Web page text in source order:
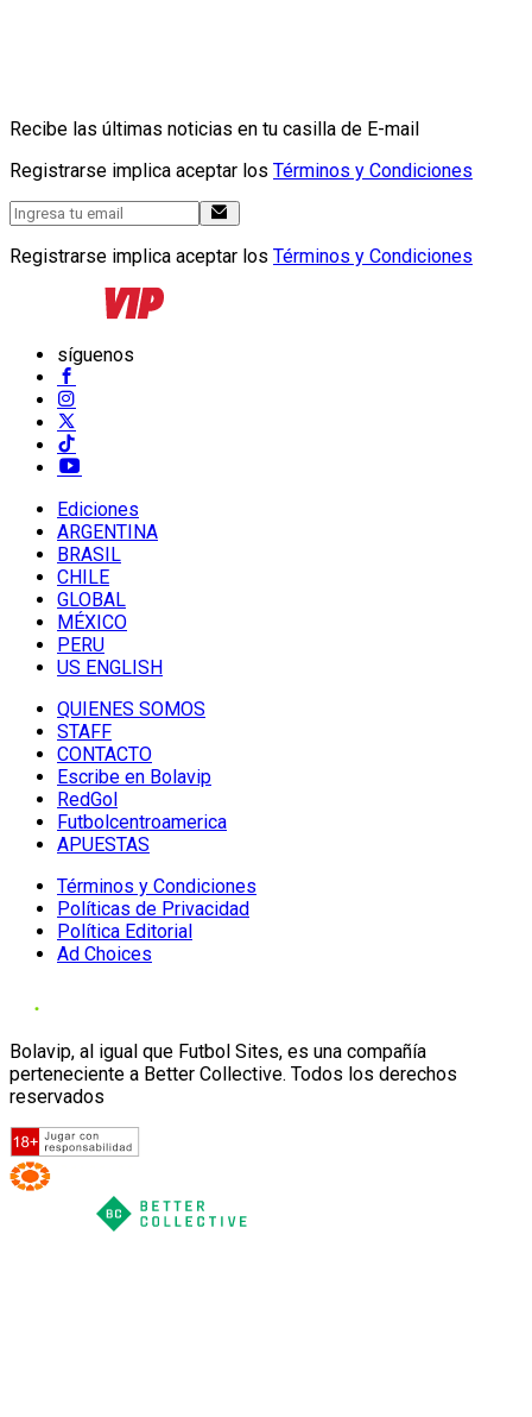
Recibe las últimas noticias en tu casilla de E-mail
Registrarse implica aceptar los Términos y Condiciones
Registrarse implica aceptar los Términos y Condiciones
síguenos
Ediciones
ARGENTINA
BRASIL
CHILE
GLOBAL
MÉXICO
PERU
US ENGLISH
QUIENES SOMOS
STAFF
CONTACTO
Escribe en Bolavip
RedGol
Futbolcentroamerica
APUESTAS
Términos y Condiciones
Políticas de Privacidad
Política Editorial
Ad Choices
Bolavip, al igual que Futbol Sites, es una compañía
perteneciente a Better Collective. Todos los derechos
reservados